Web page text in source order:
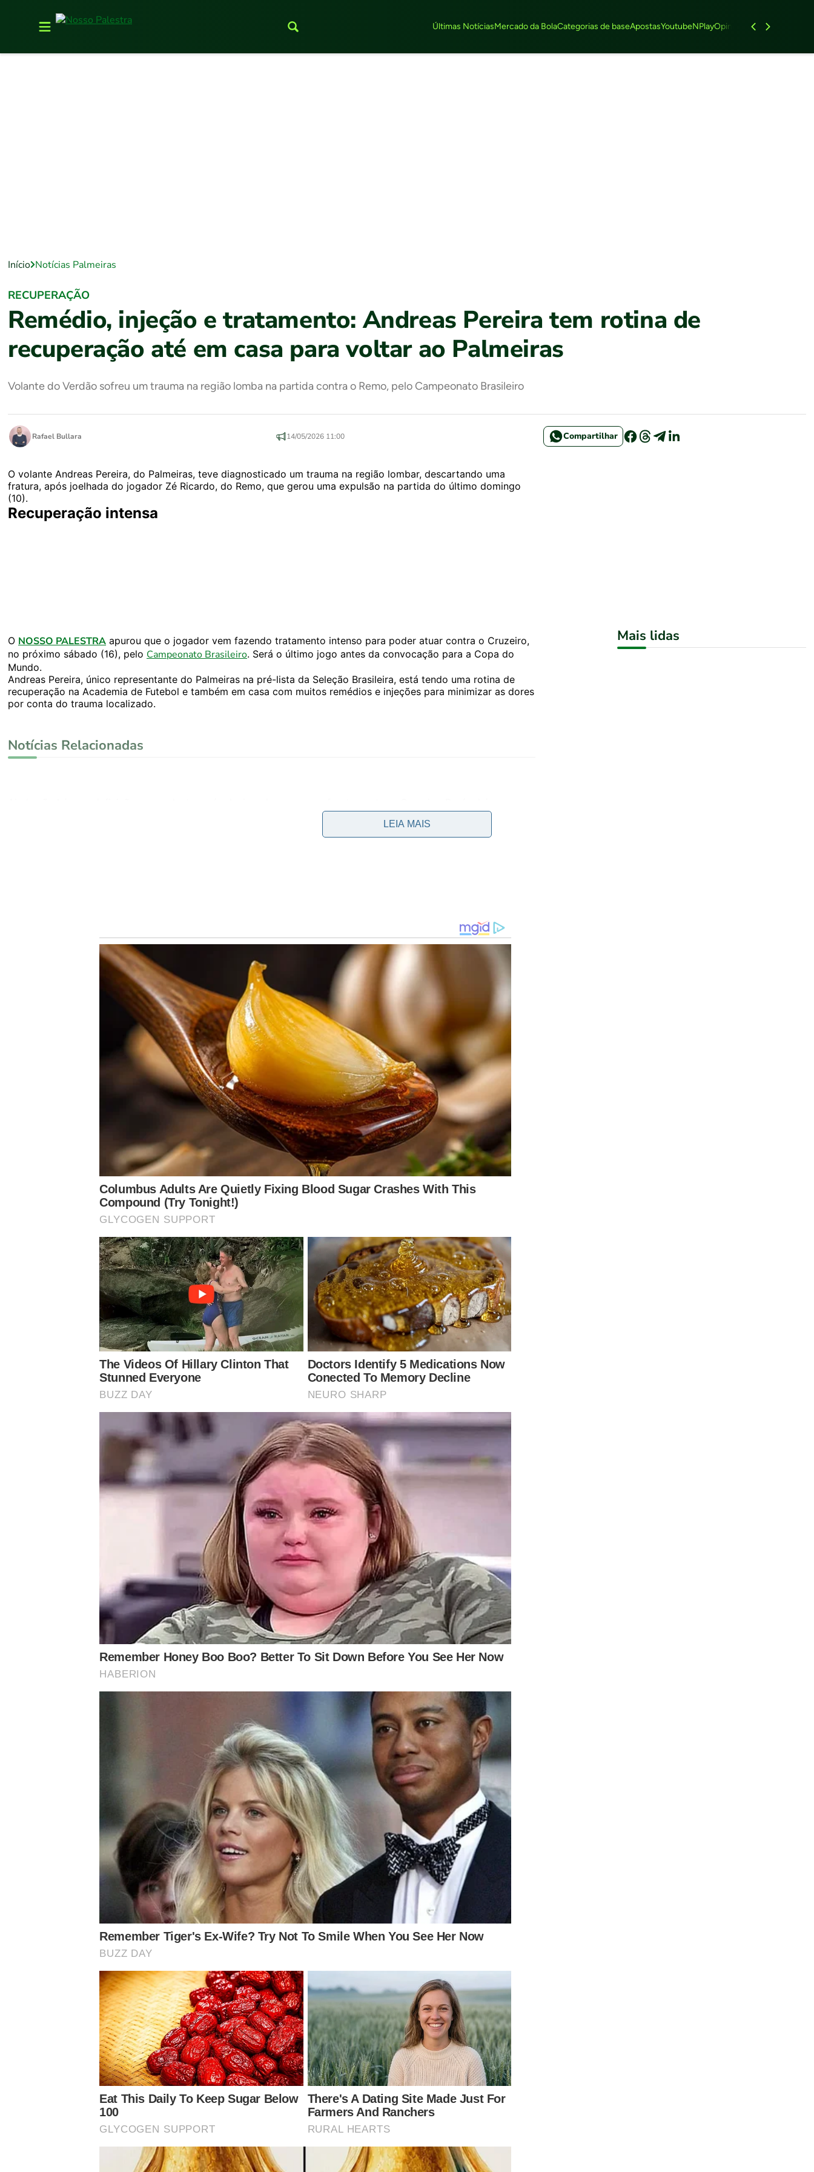
Últimas NotíciasMercado da BolaCategorias de baseApostasYoutubeNPlayOpinião Feminino
Início Notícias Palmeiras
RECUPERAÇÃO
Remédio, injeção e tratamento: Andreas Pereira tem rotina de
recuperação até em casa para voltar ao Palmeiras
Volante do Verdão sofreu um trauma na região lomba na partida contra o Remo, pelo Campeonato Brasileiro
Rafael Bullara 14/05/2026 11:00 Compartilhar
O volante Andreas Pereira, do Palmeiras, teve diagnosticado um trauma na região lombar, descartando uma
fratura, após joelhada do jogador Zé Ricardo, do Remo, que gerou uma expulsão na partida do último domingo
(10).
Recuperação intensa
O NOSSO PALESTRA apurou que o jogador vem fazendo tratamento intenso para poder atuar contra o Cruzeiro,
no próximo sábado (16), pelo Campeonato Brasileiro. Será o último jogo antes da convocação para a Copa do
Mundo.
Andreas Pereira, único representante do Palmeiras na pré-lista da Seleção Brasileira, está tendo uma rotina de
recuperação na Academia de Futebol e também em casa com muitos remédios e injeções para minimizar as dores
por conta do trauma localizado.
Notícias Relacionadas
parte do atleta, uma expectativa e um desejo muito grande de poder atuar e ajudar o Verdão na busca do título
Conheça o canal do Nosso Palestra no Youtube
Siga o Nosso Palestra nas redes sociais
Andreas Pereira Palmeiras Tag-Palmeiras Verdão
Mais lidas
LEIA MAIS